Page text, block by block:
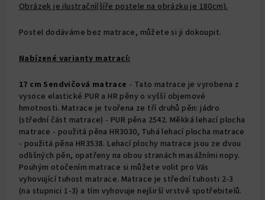
Obrázek je ilustrační(šíře postele na obrázku je 180cm).
Postel dodáváme bez matrace, můžete si ji dokoupit.
Nabízené varianty matrací:
17 cm Sendvičová matrace - Tato matrace je vyrobena z
vysoce elastické PUR a HR pěny o vyšší objemové
hmotnosti. Matrace je tvořena ze tří druhů pěn: jádro
(střední část matrace) - PUR pěna 2542. Měkká lehací plocha
matrace - použitá pěna HR3030, Tuhá lehací plocha matrace
- použitá pěna HR3538. Lehací plochy matrace jsou ze dvou
odlišných pěn, opatřeny na obou stranách masážními nopy.
Pouhým otočením matrace si můžete volit pro Vás
vyhovující tuhost matrace. Matrace je střední tuhosti 2-3
(na stupnici 1-3) a tím vyhovuje nejširší vrstvě spotřebitelů.